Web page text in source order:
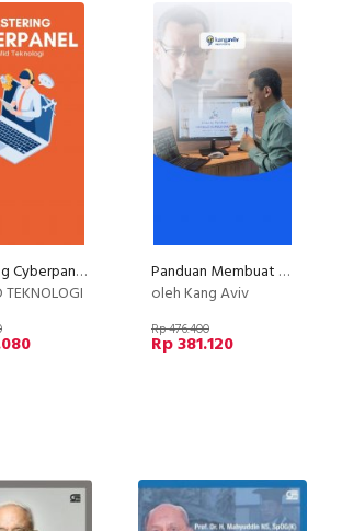
Mastering Cyberpanel
Panduan Membuat Kursus Online Terlengkap di Indonesia
oleh Kang Aviv
Rp 476.400
Rp 381.120